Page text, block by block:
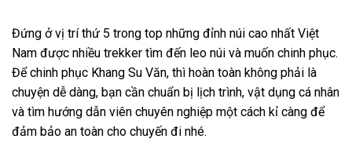
Đứng ở vị trí thứ 5 trong top những đỉnh núi cao nhất Việt
Nam được nhiều trekker tìm đến leo núi và muốn chinh phục.
Để chinh phục Khang Su Văn, thì hoàn toàn không phải là
chuyện dễ dàng, bạn cần chuẩn bị lịch trình, vật dụng cá nhân
và tìm hướng dẫn viên chuyên nghiệp một cách kỉ càng để
đảm bảo an toàn cho chuyến đi nhé.